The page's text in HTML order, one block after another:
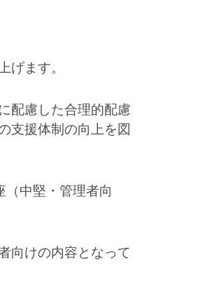
げます。
配慮した合理的配慮
支援体制の向上を図
中堅・管理者向
向けの内容となって